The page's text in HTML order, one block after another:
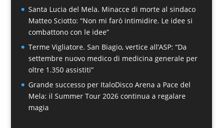
Santa Lucia del Mela. Minacce di morte al sindaco
Matteo Sciotto: “Non mi farò intimidire. Le idee si
combattono con le idee”
Terme Vigliatore. San Biagio, vertice all’ASP: “Da
settembre nuovo medico di medicina generale per
oltre 1.350 assistiti”
Grande successo per ItaloDisco Arena a Pace del
Mela: il Summer Tour 2026 continua a regalare
magia